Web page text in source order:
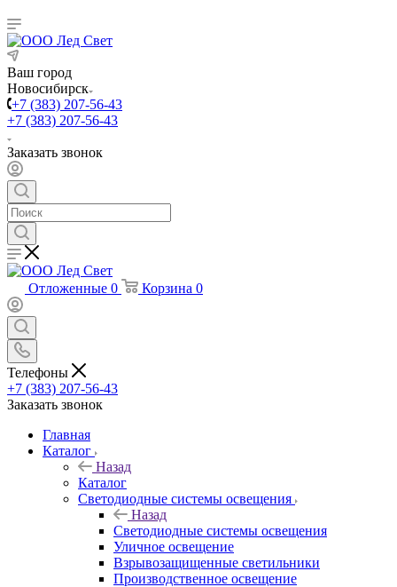
Ваш город
Новосибирск
+7 (383) 207-56-43
+7 (383) 207-56-43
Заказать звонок
Отложенные 0 Корзина 0
Телефоны
+7 (383) 207-56-43
Заказать звонок
Главная
Каталог
Назад
Каталог
Светодиодные системы освещения
Назад
Светодиодные системы освещения
Уличное освещение
Взрывозащищенные светильники
Производственное освещение